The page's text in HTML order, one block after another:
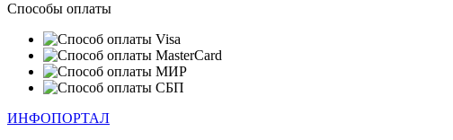
Способы оплаты
ИНФОПОРТАЛ